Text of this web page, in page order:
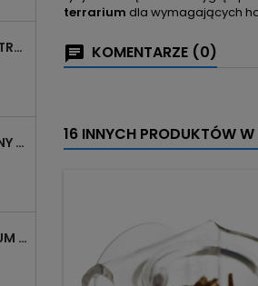
TERRARIO ERUSA TROPICAL UVB 5.0 ŻARÓWKA SPIRALNA 13W - IDEALNA DO TROPIKALNYCH TERRARIÓW
FILTR WEWNĘTRZNY GĄBKOWY KRUGER MEIER AEROTWIN BIO S Z BIOFILTRACJĄ
ZESTAW AKWARIUM KRUGER MEIER SHRIMP!ONE PRO 50 25 L DLA KREWETEK
terrarium dla wymagających
KOMENTARZE (0)
16 INNYCH PRODUKTÓW